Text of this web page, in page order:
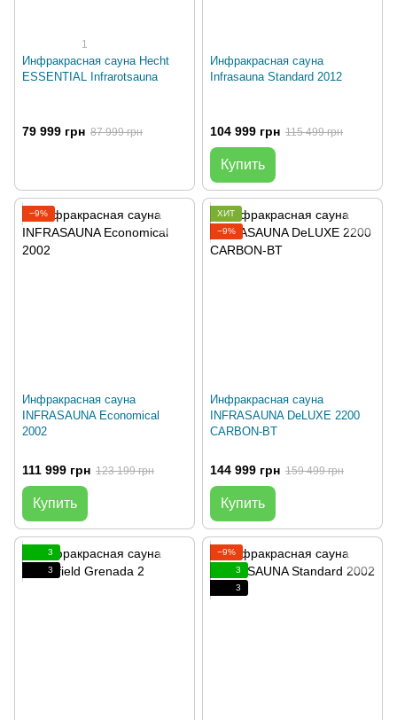
1
Инфракрасная сауна Hecht
ESSENTIAL Infrarotsauna
79 999 грн 87 999 грн
Инфракрасная сауна
Infrasauna Standard 2012
104 999 грн 115 499 грн
Купить
−9%
Инфракрасная сауна
INFRASAUNA Economical
2002
111 999 грн 123 199 грн
Купить
ХИТ
−9%
Инфракрасная сауна
INFRASAUNA DeLUXE 2200
CARBON-BT
144 999 грн 159 499 грн
Купить
3
3
−9%
3
3